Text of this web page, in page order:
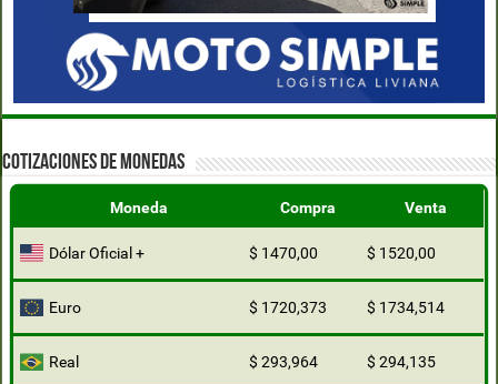
COTIZACIONES DE MONEDAS
Moneda Compra Venta
Dólar Oficial + $ 1470,00 $ 1520,00
Euro $ 1720,373 $ 1734,514
Real $ 293,964 $ 294,135